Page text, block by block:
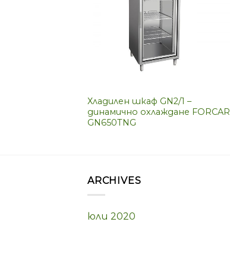
Хладилен шкаф GN2/1 –
динамично охлаждане FORCAR
GN650TNG
ARCHIVES
юли 2020